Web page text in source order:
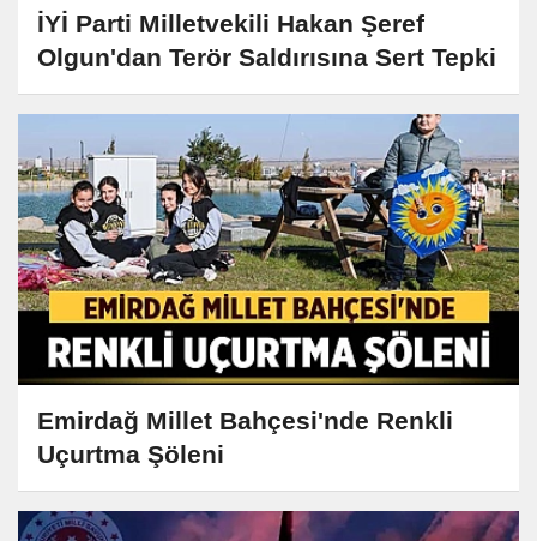
İYİ Parti Milletvekili Hakan Şeref
Olgun'dan Terör Saldırısına Sert Tepki
Emirdağ Millet Bahçesi'nde Renkli
Uçurtma Şöleni